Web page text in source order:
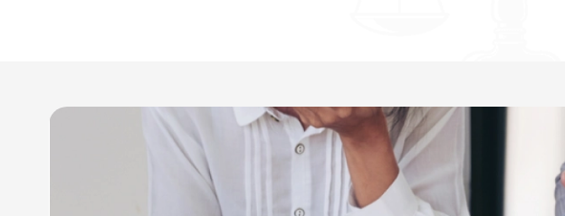
Découvrez les avantages de faire
avocat en droit succession à